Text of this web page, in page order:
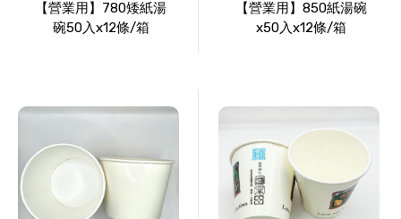
【營業用】780矮紙湯
碗50入x12條/箱
【營業用】850紙湯碗
x50入x12條/箱